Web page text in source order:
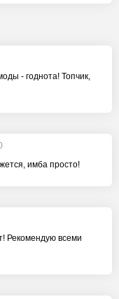
- годнота! Топчик,
имба просто!
Рекомендую всеми